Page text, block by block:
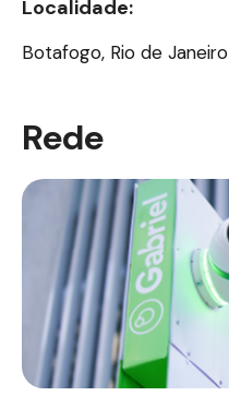
Localidade:
Botafogo, Rio de Janeiro
Rede